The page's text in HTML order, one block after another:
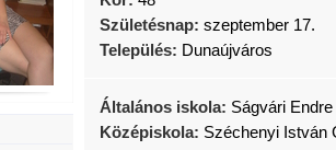
Születésnap: szeptember 17.
Település: Dunaújváros
Általános iskola: Ságvári
Középiskola: Széchenyi István